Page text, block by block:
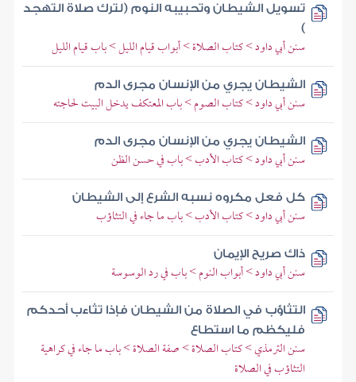
تسويل الشيطان وتحبيبه النوم (لترك صلاة التهجد
)
سنن أبي داود > كتاب الصلاة > أبواب قيام الليل > باب قيام الليل
الشيطان يجري من الإنسان مجرى الدم
سنن أبي داود > كتاب الصوم > باب المعتكف يدخل البيت لحاجته
الشيطان يجري من الإنسان مجرى الدم
سنن أبي داود > كتاب الأدب > باب في حسن الظن
كل فعل مكروه نسبه الشرع إلى الشيطان
سنن أبي داود > كتاب الأدب > باب ما جاء في التثاؤب
ذاك صريح الإيمان
سنن أبي داود > أبواب النوم > باب في رد الوسوسة
التثاؤب في الصلاة من الشيطان فإذا تثاءب أحدكم
فليكظم ما استطاع
سنن الترمذي > كتاب الصلاة > صفة الصلاة > باب ما جاء في كراهية
التثاؤب في الصلاة